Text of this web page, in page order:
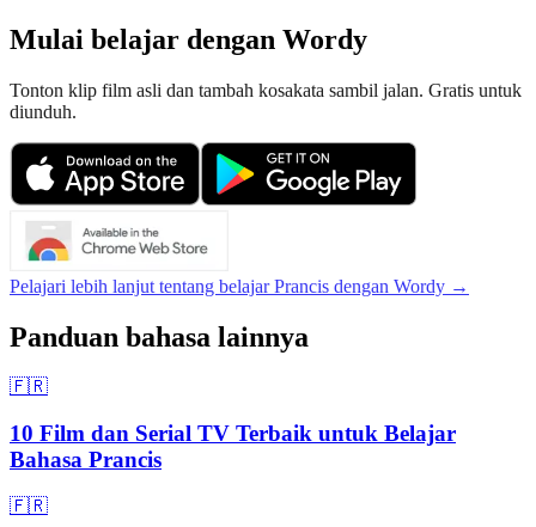
Mulai belajar dengan Wordy
Tonton klip film asli dan tambah kosakata sambil jalan. Gratis untuk
diunduh.
Pelajari lebih lanjut tentang belajar Prancis dengan Wordy →
Panduan bahasa lainnya
🇫🇷
10 Film dan Serial TV Terbaik untuk Belajar
Bahasa Prancis
🇫🇷